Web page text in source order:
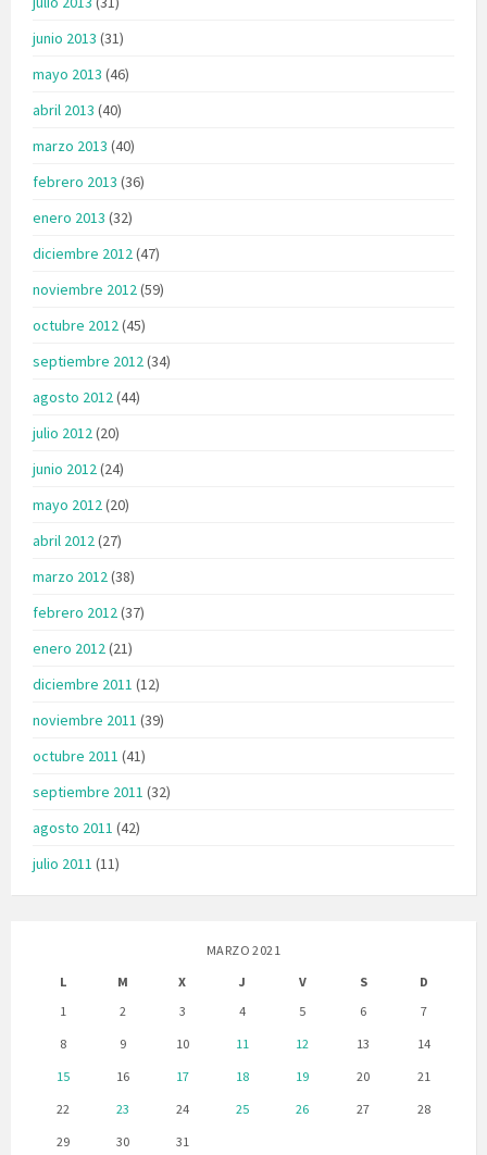
junio 2013 (31)
mayo 2013 (46)
abril 2013 (40)
marzo 2013 (40)
febrero 2013 (36)
enero 2013 (32)
diciembre 2012(47)
noviembre 2012(59)
octubre 2012(45)
septiembre 2012(34)
agosto 2012(44)
julio 2012(20)
junio 2012(24)
mayo 2012(20)
abril 2012(27)
marzo 2012(38)
febrero 2012(37)
enero 2012(21)
diciembre 2011 (12)
noviembre 2011 (39)
octubre 2011 (41)
septiembre 2011 (32)
agosto 2011 (42)
julio 2011 (11)
MARZO 2021
L
M X J V S
D
1
2 3 4 5 6
7
8
9 10 11 12 13
14
15
16 17 18 19 20
21
22
23 24 25 26 27
28
29
30 31